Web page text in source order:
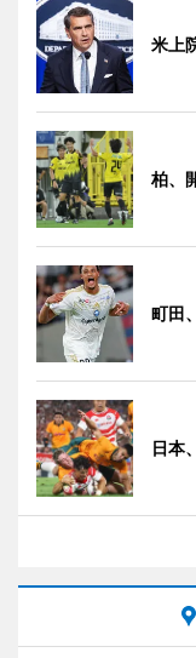
米上
柏、
町田
日本